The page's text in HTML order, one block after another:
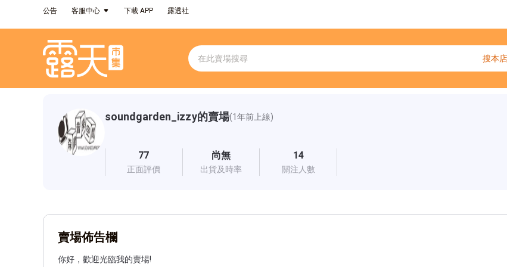
公告 客服中心 下載 APP 露透社
soundgarden_izzy的賣場(1年前上線)
77
正面評價
尚無
出貨及時率
14
關注人數
賣場佈告欄
你好，歡迎光臨我的賣場!